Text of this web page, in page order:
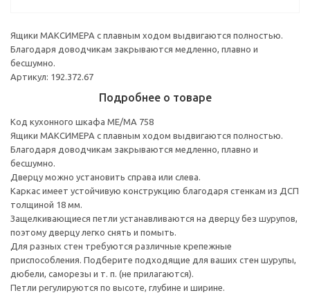
Ящики МАКСИМЕРА с плавным ходом выдвигаются полностью.
Благодаря доводчикам закрываются медленно, плавно и
бесшумно.
Артикул: 192.372.67
Подробнее о товаре
Код кухонного шкафа ME/MA 758
Ящики МАКСИМЕРА с плавным ходом выдвигаются полностью.
Благодаря доводчикам закрываются медленно, плавно и
бесшумно.
Дверцу можно установить справа или слева.
Каркас имеет устойчивую конструкцию благодаря стенкам из ДСП
толщиной 18 мм.
Защелкивающиеся петли устанавливаются на дверцу без шурупов,
поэтому дверцу легко снять и помыть.
Для разных стен требуются различные крепежные
приспособления. Подберите подходящие для ваших стен шурупы,
дюбели, саморезы и т. п. (не прилагаются).
Петли регулируются по высоте, глубине и ширине.